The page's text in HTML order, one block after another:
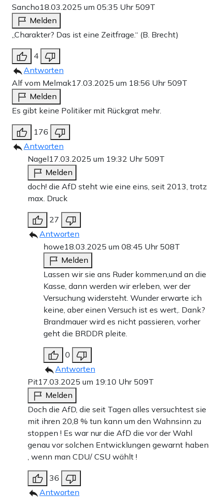
Sancho18.03.2025 um 05:35 Uhr 509T
Melden
„Charakter? Das ist eine Zeitfrage.“ (B. Brecht)
4
Antworten
Alf vom Melmak17.03.2025 um 18:56 Uhr 509T
Melden
Es gibt keine Politiker mit Rückgrat mehr.
176
Antworten
Nagel17.03.2025 um 19:32 Uhr 509T
Melden
doch! die AfD steht wie eine eins, seit 2013, trotz
max. Druck
27
Antworten
howe18.03.2025 um 08:45 Uhr 508T
Melden
Lassen wir sie ans Ruder kommen,und an die
Kasse, dann werden wir erleben, wer der
Versuchung widersteht. Wunder erwarte ich
keine, aber einen Versuch ist es wert,. Dank?
Brandmauer wird es nicht passieren, vorher
geht die BRDDR pleite.
0
Antworten
Pit17.03.2025 um 19:10 Uhr 509T
Melden
Doch die AfD, die seit Tagen alles versuchtest sie
mit ihren 20,8 % tun kann um den Wahnsinn zu
stoppen ! Es war nur die AfD die vor der Wahl
genau vor solchen Entwicklungen gewarnt haben
, wenn man CDU/ CSU wählt !
36
Antworten